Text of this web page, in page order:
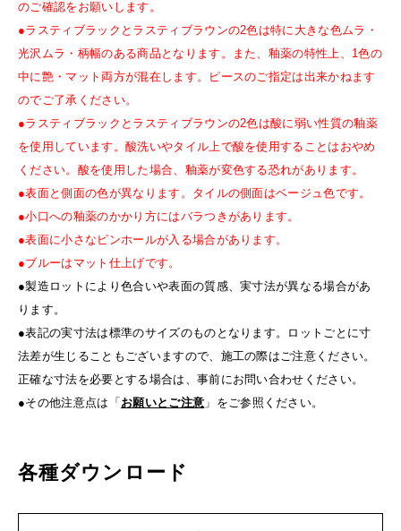
のご確認をお願いします。
●ラスティブラックとラスティブラウンの2色は特に大きな色ムラ・
光沢ムラ・柄幅のある商品となります。また、釉薬の特性上、1色の
中に艶・マット両方が混在します。ピースのご指定は出来かねます
のでご了承ください。
●ラスティブラックとラスティブラウンの2色は酸に弱い性質の釉薬
を使用しています。酸洗いやタイル上で酸を使用することはおやめ
ください。酸を使用した場合、釉薬が変色する恐れがあります。
●表面と側面の色が異なります。タイルの側面はベージュ色です。
●小口への釉薬のかかり方にはバラつきがあります。
●表面に小さなピンホールが入る場合があります。
●ブルーはマット仕上げです。
●製造ロットにより色合いや表面の質感、実寸法が異なる場合があ
ります。
●表記の実寸法は標準のサイズのものとなります。ロットごとに寸
法差が生じることもございますので、施工の際はご注意ください。
正確な寸法を必要とする場合は、事前にお問い合わせください。
●その他注意点は「お願いとご注意 」をご参照ください。
各種ダウンロード